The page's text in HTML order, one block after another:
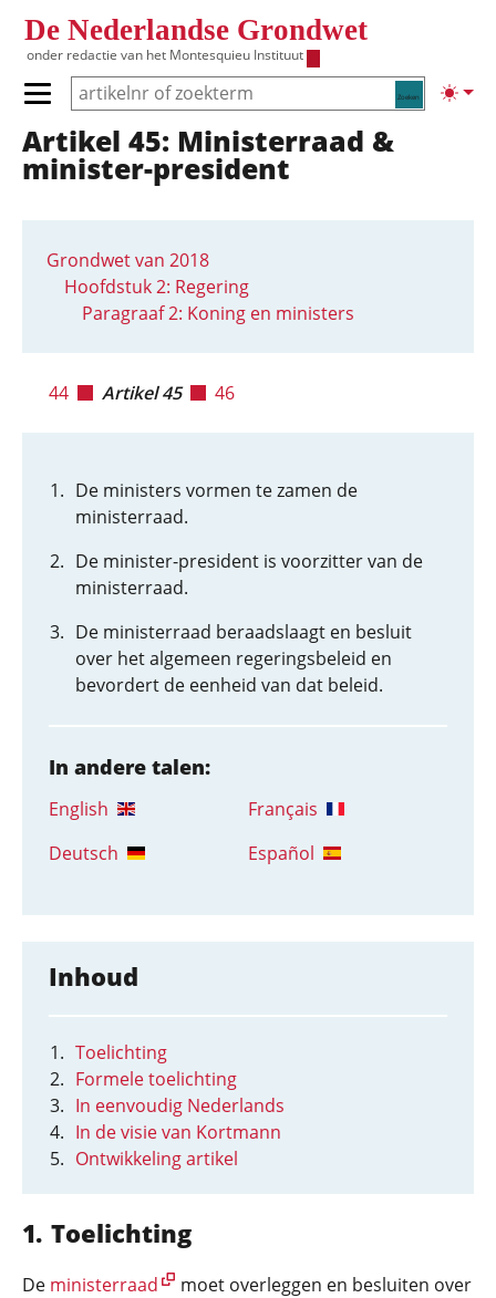
De Nederlandse Grondwet
onder redactie van het Montesquieu Instituut
Zoeken
Primair menu tonen/verbergen
Hoofdnavigatie
Artikel 45: Ministerraad &
minister-president
Grondwet van 2018
Hoofdstuk 2: Regering
Paragraaf 2: Koning en ministers
44 Artikel 45 46
De ministers vormen te zamen de
ministerraad.
De minister-president is voorzitter van de
ministerraad.
De ministerraad beraadslaagt en besluit
over het algemeen regeringsbeleid en
bevordert de eenheid van dat beleid.
In andere talen:
English
Français
Deutsch
Español
Inhoud
Toelichting
Formele toelichting
In eenvoudig Nederlands
In de visie van Kortmann
Ontwikkeling artikel
Toelichting
De ministerraad
moet overleggen en besluiten over